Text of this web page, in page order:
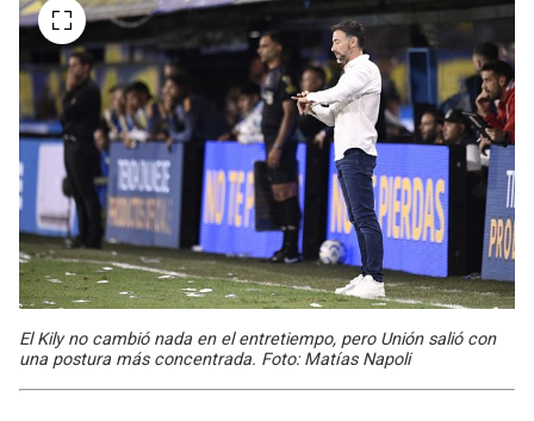
El Kily no cambió nada en el entretiempo, pero Unión salió con
una postura más concentrada. Foto: Matías Napoli